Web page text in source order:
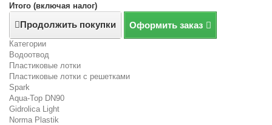
Итого (включая налог)
Продолжить покупки Оформить заказ
Категории
Водоотвод
Пластиковые лотки
Пластиковые лотки с решетками
Spark
Aqua-Top DN90
Gidrolica Light
Norma Plastik